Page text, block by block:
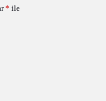
* ile